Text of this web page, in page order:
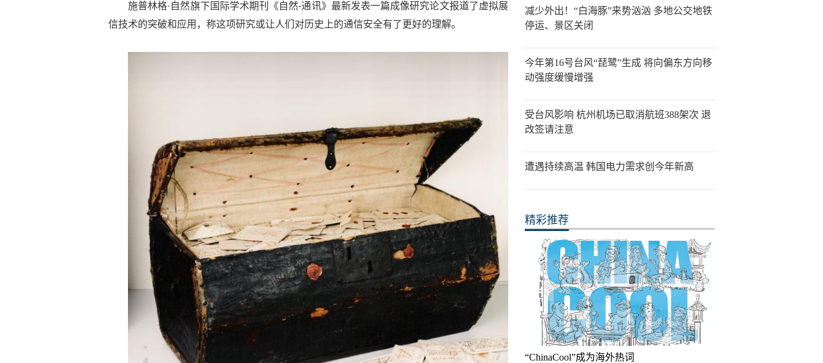
施普林格·自然旗下国际学术期刊《自然-通讯》最新发表一篇成像研究论文报道了虚拟展
信技术的突破和应用，称这项研究或让人们对历史上的通信安全有了更好的理解。
减少外出！“白海豚”来势汹汹 多地公交地铁
停运、景区关闭
今年第16号台风“琵鹭”生成 将向偏东方向移
动强度缓慢增强
受台风影响 杭州机场已取消航班388架次 退
改签请注意
遭遇持续高温 韩国电力需求创今年新高
精彩推荐
“ChinaCool”成为海外热词